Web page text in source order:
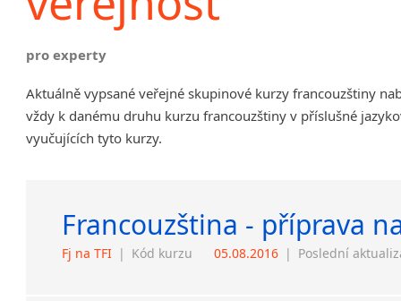
pro experty
Aktuálně vypsané veřejné skupinové kurzy francouzštiny
vždy k danému druhu kurzu francouzštiny v příslušné
vyučujících tyto kurzy.
Francouzština - příprava
Fj na TFI | Kód kurzu 05.08.2016 | Poslední